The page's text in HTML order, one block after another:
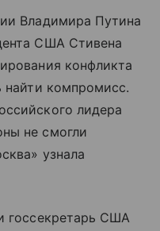
Владимира Путина
США Стивена
конфликта
найти компромисс.
лидера
не смогли
узнала
госсекретарь США